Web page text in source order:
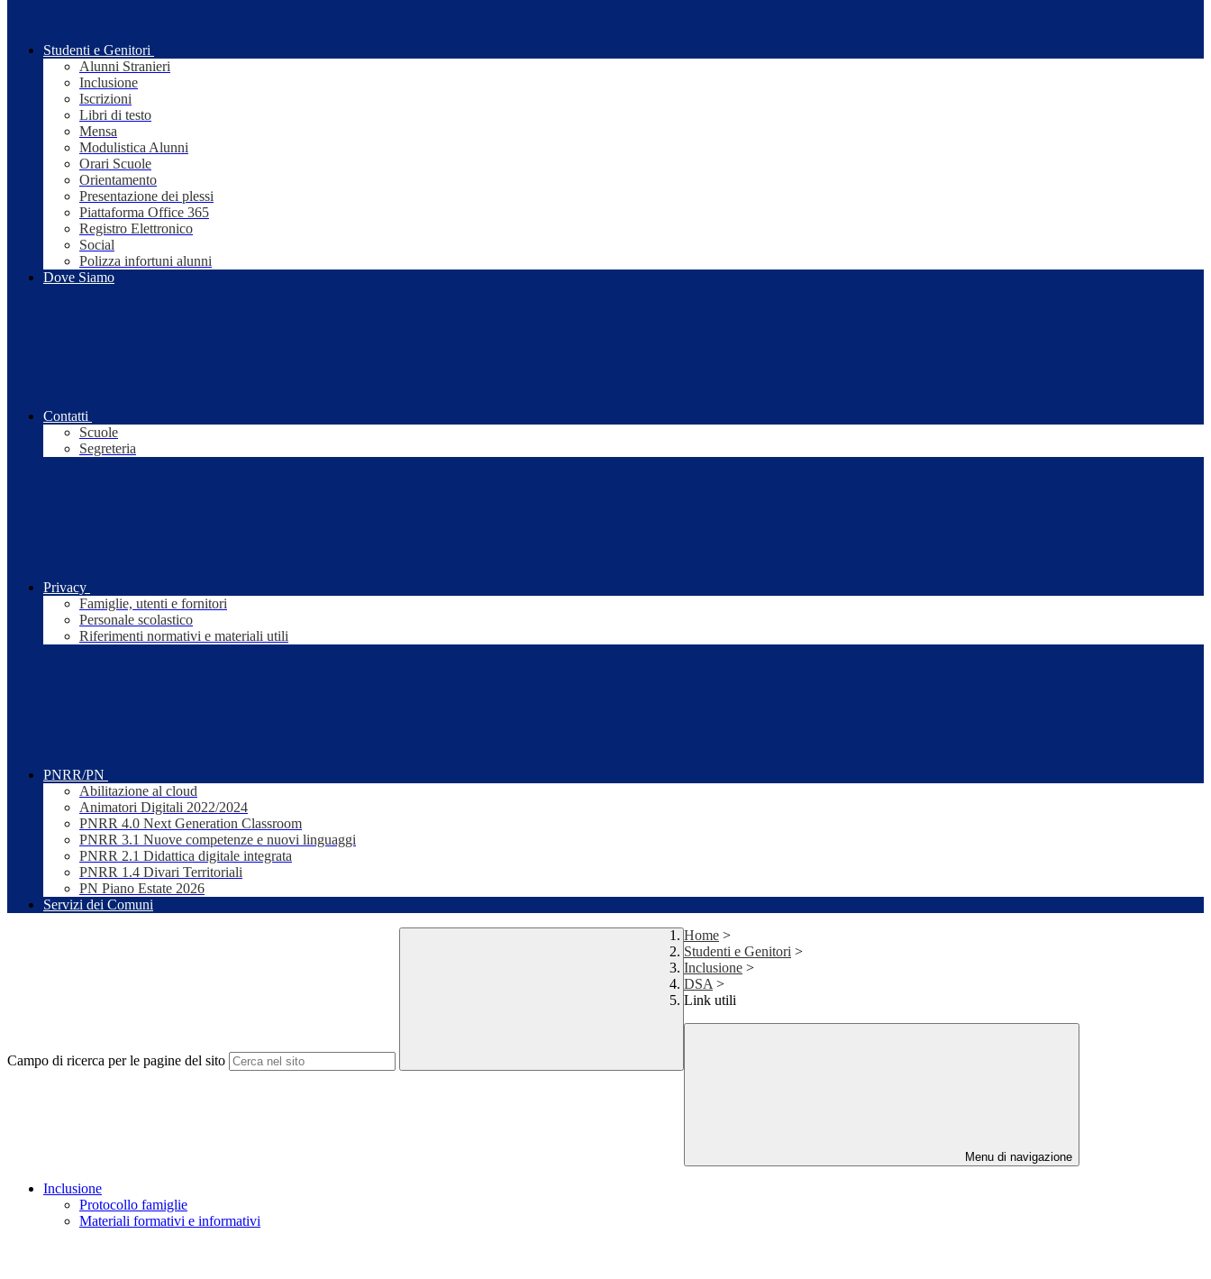
Studenti e Genitori
Alunni Stranieri
Inclusione
Iscrizioni
Libri di testo
Mensa
Modulistica Alunni
Orari Scuole
Orientamento
Presentazione dei plessi
Piattaforma Office 365
Registro Elettronico
Social
Polizza infortuni alunni
Dove Siamo
Contatti
Scuole
Segreteria
Privacy
Famiglie, utenti e fornitori
Personale scolastico
Riferimenti normativi e materiali utili
PNRR/PN
Abilitazione al cloud
Animatori Digitali 2022/2024
PNRR 4.0 Next Generation Classroom
PNRR 3.1 Nuove competenze e nuovi linguaggi
PNRR 2.1 Didattica digitale integrata
PNRR 1.4 Divari Territoriali
PN Piano Estate 2026
Servizi dei Comuni
Campo di ricerca per le pagine del sito
Home >
Studenti e Genitori >
Inclusione >
DSA >
Link utili
Menu di navigazione
Inclusione
Protocollo famiglie
Materiali formativi e informativi